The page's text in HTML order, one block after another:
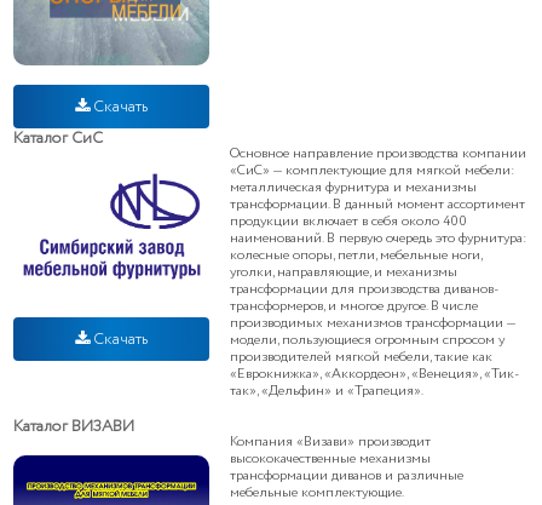
Скачать
Каталог СиС
Скачать
Основное направление производства компании
«СиС» — комплектующие для мягкой мебели:
металлическая фурнитура и механизмы
трансформации. В данный момент ассортимент
продукции включает в себя около 400
наименований. В первую очередь это фурнитура:
колесные опоры, петли, мебельные ноги,
уголки, направляющие, и механизмы
трансформации для производства диванов-
трансформеров, и многое другое. В числе
производимых механизмов трансформации —
модели, пользующиеся огромным спросом у
производителей мягкой мебели, такие как
«Еврокнижка», «Аккордеон», «Венеция», «Тик-
так», «Дельфин» и «Трапеция».
Каталог ВИЗАВИ
Компания «Визави» производит
высококачественные механизмы
трансформации диванов и различные
мебельные комплектующие.